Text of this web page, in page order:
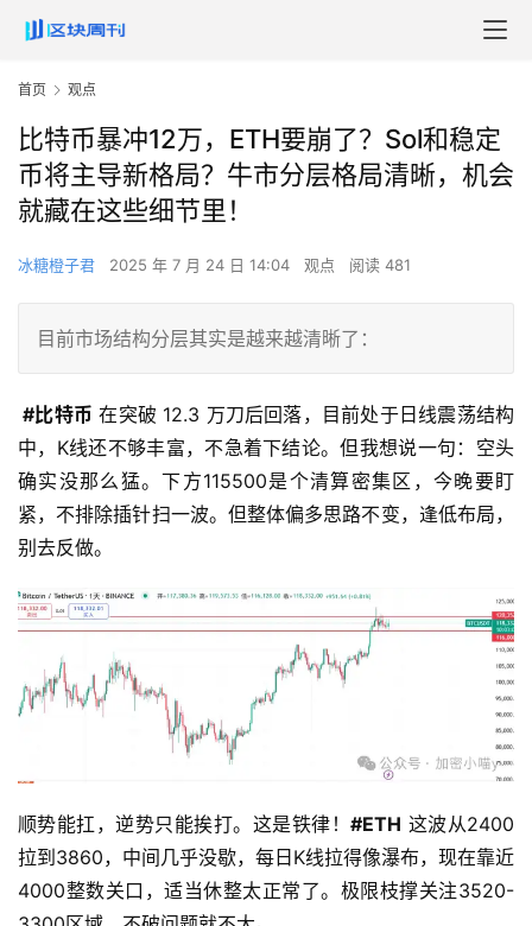
首页 观点
比特币暴冲12万，ETH要崩了？Sol和稳定
币将主导新格局？牛市分层格局清晰，机会
就藏在这些细节里！
冰糖橙子君 2025 年 7 月 24 日 14:04 观点 阅读 481
目前市场结构分层其实是越来越清晰了：
#比特币 在突破 12.3 万刀后回落，目前处于日线震荡结构
中，K线还不够丰富，不急着下结论。但我想说一句：空头
确实没那么猛。下方115500是个清算密集区，今晚要盯
紧，不排除插针扫一波。但整体偏多思路不变，逢低布局，
别去反做。
顺势能扛，逆势只能挨打。这是铁律！#ETH 这波从2400
拉到3860，中间几乎没歇，每日K线拉得像瀑布，现在靠近
4000整数关口，适当休整太正常了。极限枝撑关注3520-